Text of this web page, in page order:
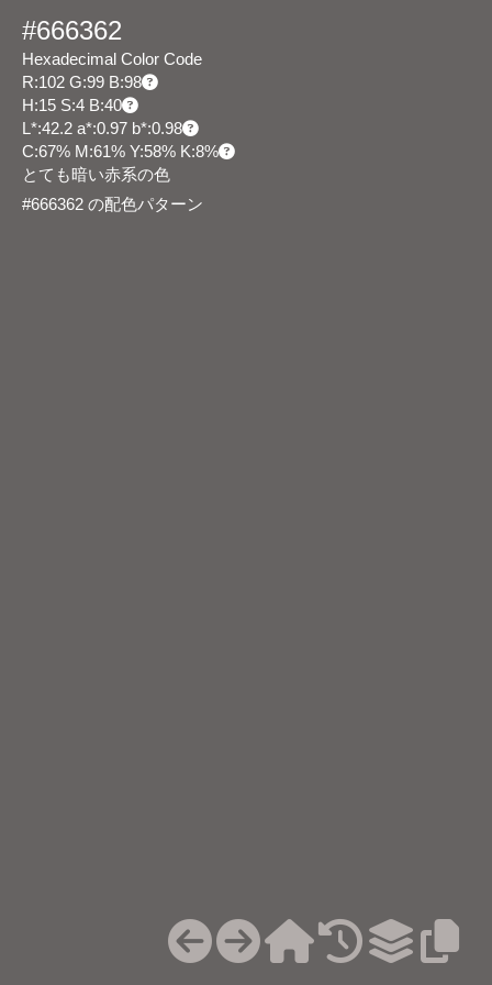
#666362
Hexadecimal Color Code
R:102 G:99 B:98
H:15 S:4 B:40
L*:42.2 a*:0.97 b*:0.98
C:67% M:61% Y:58% K:8%
とても暗い赤系の色
#666362 の配色パターン